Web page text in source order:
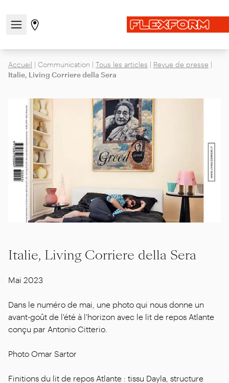
Ouvrir/fermer le menu de navigation
Aller à la page des magasins
Accueil | Communication | Tous les articles | Revue de presse |
Italie, Living Corriere della Sera
Italie, Living Corriere della Sera
Mai 2023
Dans le numéro de mai, une photo qui nous donne un
avant-goût de l'été à l'horizon avec le lit de repos Atlante
conçu par Antonio Citterio.
Photo Omar Sartor
Finitions du lit de repos Atlante : tissu Dayla, structure